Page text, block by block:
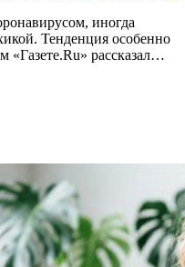
иногда
Тенденция особенно
«Газете.Ru» рассказал…